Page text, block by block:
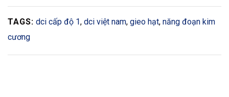
TAGS: dci cấp độ 1, dci việt nam, gieo hạt, năng đoạn kim
cương